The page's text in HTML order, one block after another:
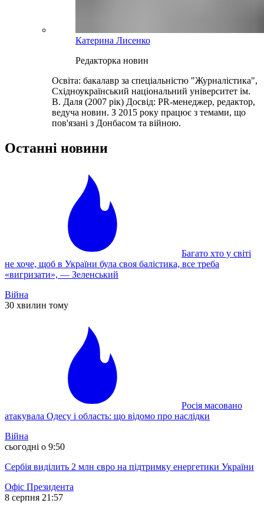
Катерина Лисенко
Редакторка новин
Освіта: бакалавр за спеціальністю "Журналістика",
Східноукраїнський національний університет ім.
В. Даля (2007 рік) Досвід: PR-менеджер, редактор,
ведуча новин. З 2015 року працює з темами, що
пов'язані з Донбасом та війною.
Останні новини
Багато хто у світі
не хоче, щоб в України була своя балістика, все треба
«вигризати», — Зеленський
Війна
30 хвилин тому
Росія масовано
атакувала Одесу і область: що відомо про наслідки
Війна
сьогодні о 9:50
Сербія виділить 2 млн євро на підтримку енергетики України
Офіс Президента
8 серпня 21:57